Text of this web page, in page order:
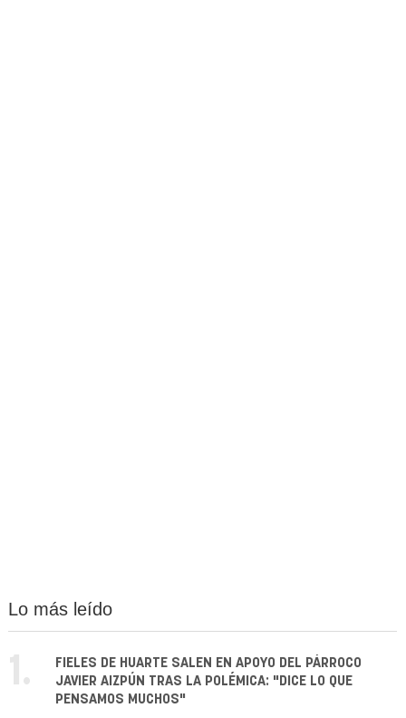
Lo más leído
1.
FIELES DE HUARTE SALEN EN APOYO DEL PÁRROCO
JAVIER AIZPÚN TRAS LA POLÉMICA: "DICE LO QUE
PENSAMOS MUCHOS"